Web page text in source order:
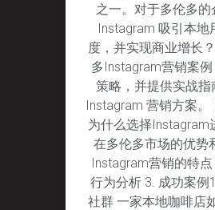
之一。对于多伦多
Instagram 吸引本地
度，并实现商业增长
多Instagram营销案
策略，并提供实战
Instagram 营销方案。
为什么选择Instagram
在多伦多市场的优势
Instagram营销的特
行为分析 3. 成功案例
社群 一家本地咖啡店